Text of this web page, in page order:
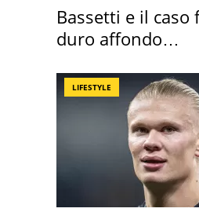
Bassetti e il caso
duro affondo
LIFESTYLE